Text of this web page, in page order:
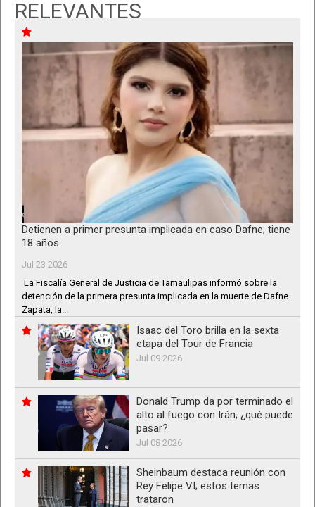
RELEVANTES
Detienen a primer presunta implicada en caso Dafne; tiene
18 años
Jul 23 2026
La Fiscalía General de Justicia de Tamaulipas informó sobre la
detención de la primera presunta implicada en la muerte de Dafne
Zapata, la...
Isaac del Toro brilla en la sexta
etapa del Tour de Francia
Jul 09 2026
Donald Trump da por terminado el
alto al fuego con Irán; ¿qué puede
pasar?
Jul 08 2026
Sheinbaum destaca reunión con
Rey Felipe VI; estos temas
trataron